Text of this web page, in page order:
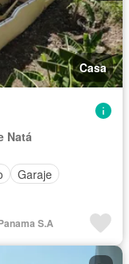
Casa
Natá
Garaje
S.A